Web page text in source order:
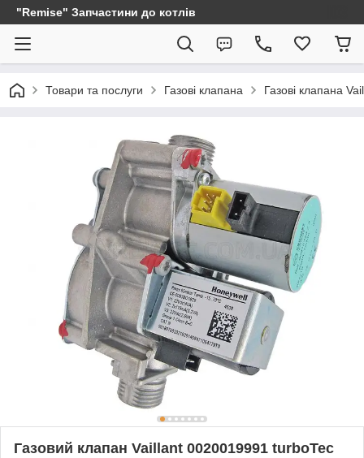
"Remise" Запчастини до котлів
Товари та послуги Газові клапана Газові клапана
Газовий клапан Vaillant 0020019991 turboTec